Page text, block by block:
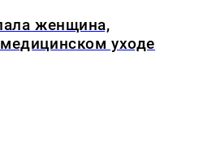
женщина,
уходе